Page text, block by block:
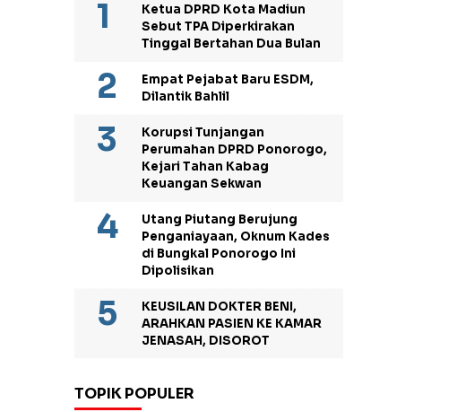
Ketua DPRD Kota Madiun
Sebut TPA Diperkirakan
Tinggal Bertahan Dua Bulan
Empat Pejabat Baru ESDM,
Dilantik Bahlil
Korupsi Tunjangan
Perumahan DPRD Ponorogo,
Kejari Tahan Kabag
Keuangan Sekwan
Utang Piutang Berujung
Penganiayaan, Oknum Kades
di Bungkal Ponorogo Ini
Dipolisikan
KEUSILAN DOKTER BENI,
ARAHKAN PASIEN KE KAMAR
JENASAH, DISOROT
TOPIK POPULER